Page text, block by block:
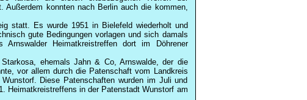
konnten nach Berlin auch die kommen,
statt. Es wurde 1951 in Bielefeld wiederholt und
gute Bedingungen vorlagen und sich damals
Heimatkreistreffen dort im
Döhrener
Starkosa, ehemals Jahn & Co, Arnswalde, der die
vor allem durch die Patenschaft vom Landkreis
Diese Patenschaften wurden im Juli und
Heimatkreistreffens in der Patenstadt Wunstorf am